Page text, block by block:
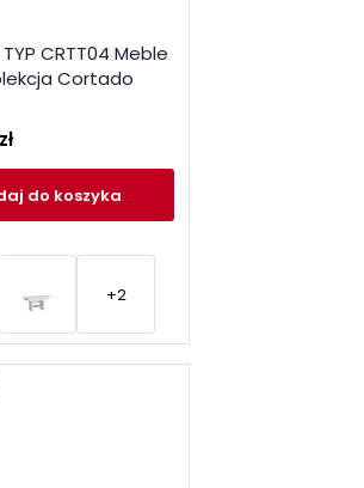
CRTT04 Meble
Cortado
do koszyka
+2